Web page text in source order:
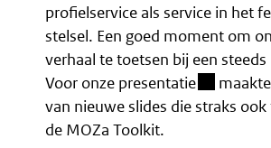
profielservice als service in het
stelsel. Een goed moment om
verhaal te toetsen bij een
Voor onze presentatie(besloten
van nieuwe slides die straks
de MOZa Toolkit.